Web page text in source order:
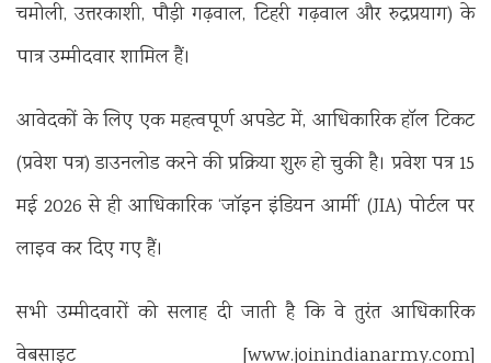
चमोली, उत्तरकाशी, पौड़ी गढ़वाल, टिहरी गढ़वाल और रुद्रप्रयाग) के
पात्र उम्मीदवार शामिल हैं।
आवेदकों के लिए एक महत्वपूर्ण अपडेट में, आधिकारिक हॉल टिकट
(प्रवेश पत्र) डाउनलोड करने की प्रक्रिया शुरू हो चुकी है। प्रवेश पत्र 15
मई 2026 से ही आधिकारिक ‘जॉइन इंडियन आर्मी’ (JIA) पोर्टल पर
लाइव कर दिए गए हैं।
सभी उम्मीदवारों को सलाह दी जाती है कि वे तुरंत आधिकारिक
वेबसाइट [www.joinindianarmy.com]